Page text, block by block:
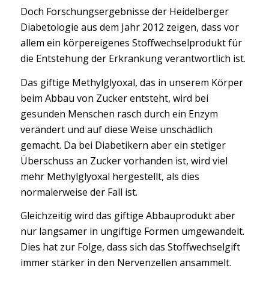
Doch Forschungsergebnisse der Heidelberger
Diabetologie aus dem Jahr 2012 zeigen, dass vor
allem ein körpereigenes Stoffwechselprodukt für
die Entstehung der Erkrankung verantwortlich ist.
Das giftige Methylglyoxal, das in unserem Körper
beim Abbau von Zucker entsteht, wird bei
gesunden Menschen rasch durch ein Enzym
verändert und auf diese Weise unschädlich
gemacht. Da bei Diabetikern aber ein stetiger
Überschuss an Zucker vorhanden ist, wird viel
mehr Methylglyoxal hergestellt, als dies
normalerweise der Fall ist.
Gleichzeitig wird das giftige Abbauprodukt aber
nur langsamer in ungiftige Formen umgewandelt.
Dies hat zur Folge, dass sich das Stoffwechselgift
immer stärker in den Nervenzellen ansammelt.